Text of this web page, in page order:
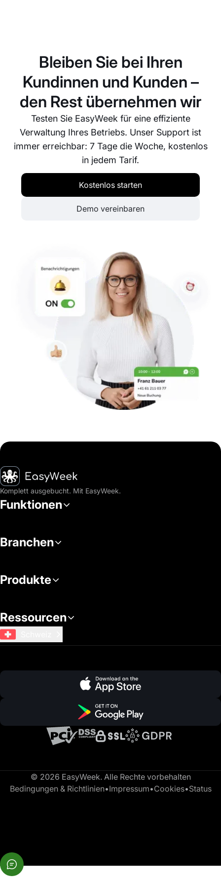
Bleiben Sie bei Ihren
Kundinnen und Kunden –
den Rest übernehmen wir
Testen Sie EasyWeek für eine effiziente
Verwaltung Ihres Betriebs. Unser Support ist
immer erreichbar: 7 Tage die Woche, kostenlos
in jedem Tarif.
Kostenlos starten
Demo vereinbaren
Startseite
Komplett ausgebucht. Mit EasyWeek.
Funktionen
Branchen
Produkte
Ressourcen
© 2026 EasyWeek. Alle Rechte vorbehalten
Bedingungen & Richtlinien•Impressum•Cookies•Status